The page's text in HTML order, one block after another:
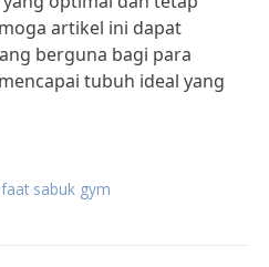
artikel ini dapat
berguna bagi para
tubuh ideal yang
sabuk gym